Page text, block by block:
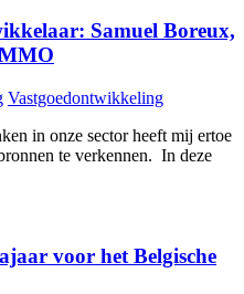
Samuel Boreux,
Vastgoedontwikkeling
in onze sector heeft mij ertoe
te verkennen. In deze
voor het Belgische